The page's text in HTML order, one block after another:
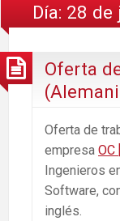
Día: 28 de
Oferta
Oferta de
empresa OC
Ingenieros
Software,
inglés.